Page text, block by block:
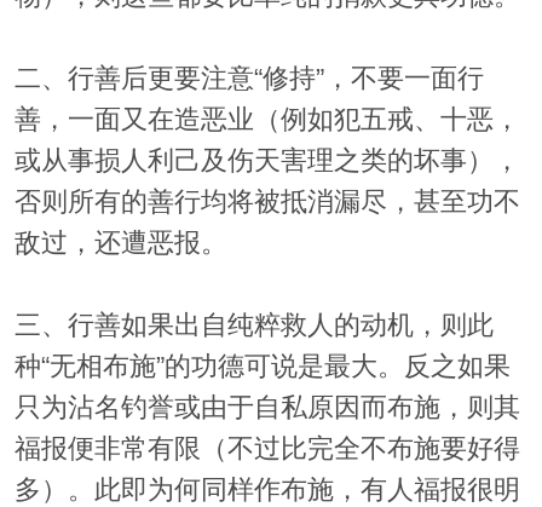
二、行善后更要注意“修持”，不要一面行
善，一面又在造恶业（例如犯五戒、十恶，
或从事损人利己及伤天害理之类的坏事），
否则所有的善行均将被抵消漏尽，甚至功不
敌过，还遭恶报。
三、行善如果出自纯粹救人的动机，则此
种“无相布施”的功德可说是最大。反之如果
只为沾名钓誉或由于自私原因而布施，则其
福报便非常有限（不过比完全不布施要好得
多）。此即为何同样作布施，有人福报很明